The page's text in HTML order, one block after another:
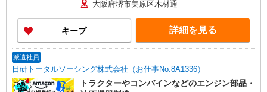
円・深夜時給2000円 ※交通費全額支給（規定あ
り） 【月収例】33.8万円（21日勤務＋残業20h＋
深夜57.5h＋休出1日）
大阪府堺市美原区木材通
キープ 詳細を見る
派遣社員
日研トータルソーシング株式会社（お仕事No.8A1336）
トラクターやコンバインなどのエンジン部品・